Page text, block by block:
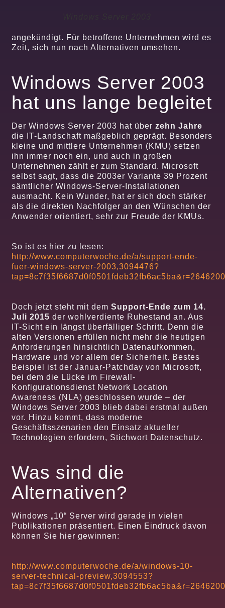
angekündigt. Für betroffene Unternehmen wird es
Zeit, sich nun nach Alternativen umsehen.
Windows Server 2003
hat uns lange begleitet
Der Windows Server 2003 hat überzehn Jahre
die IT-Landschaft maßgeblich geprägt. Besonders
kleine und mittlere Unternehmen (KMU) setzen
ihn immer noch ein, und auch in großen
Unternehmen zählt er zum Standard. Microsoft
selbst sagt, dass die 2003er Variante 39 Prozent
sämtlicher Windows-Server-Installationen
ausmacht. Kein Wunder, hat er sich doch stärker
als die direkten Nachfolger an den Wünschen der
Anwender orientiert, sehr zur Freude der KMUs.
So ist es hier zu lesen:
http://www.computerwoche.de/a/support-ende-
fuer-windows-server-2003,3094476?
Doch jetzt steht mit demSupport-Ende zum 14.
Juli 2015 der wohlverdiente Ruhestand an. Aus
IT-Sicht ein längst überfälliger Schritt. Denn die
alten Versionen erfüllen nicht mehr die heutigen
Anforderungen hinsichtlich Datenaufkommen,
Hardware und vor allem der Sicherheit. Bestes
Beispiel ist der Januar-Patchday von Microsoft,
bei dem die Lücke im Firewall-
Konfigurationsdienst Network Location
Awareness (NLA) geschlossen wurde – der
Windows Server 2003 blieb dabei erstmal außen
vor. Hinzu kommt, dass moderne
Geschäftsszenarien den Einsatz aktueller
Technologien erfordern, Stichwort Datenschutz.
Was sind die
Alternativen?
Windows „10“ Server wird gerade in vielen
Publikationen präsentiert. Einen Eindruck davon
können Sie hier gewinnen:
http://www.computerwoche.de/a/windows-10-
server-technical-preview,3094553?